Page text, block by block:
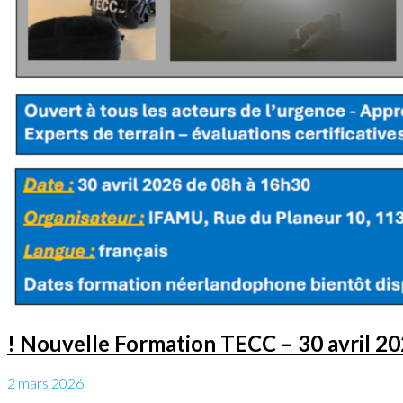
! Nouvelle Formation TECC – 30 avril
2 mars 2026